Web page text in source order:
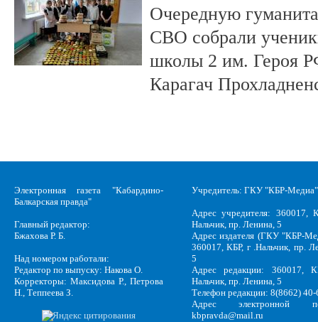
Очередную
СВО собрали
школы 2 им. Героя
Карагач
Электронная газета "Кабардино-
Балкарская правда"
Главный редактор:
Бжахова Р. Б.
Над номером работали:
Редактор по выпуску: Накова О.
Корректоры: Максидова Р., Петрова
Н., Теппеева З.
Учредитель: ГКУ "КБР-Медиа"
Адрес учредителя: 360017,
Нальчик, пр. Ленина, 5
Адрес издателя (ГКУ "КБР-
360017, КБР, г .Нальчик, пр.
5
Адрес редакции: 360017,
Нальчик, пр. Ленина, 5
Телефон редакции: 8(8662)
Адрес электронной
kbpravda@mail.ru